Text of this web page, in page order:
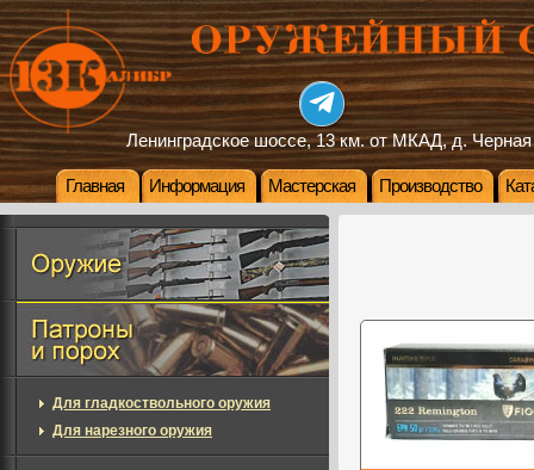
Ленинградское шоссе, 13 км. от МКАД, д. Черная
Главная Информация Мастерская Производство
Для гладкоствольного оружия
Для нарезного оружия